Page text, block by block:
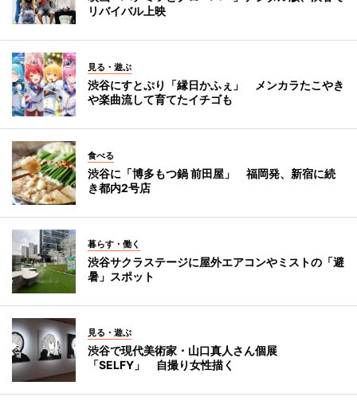
リバイバル上映
見る・遊ぶ
渋谷にすとぷり「縁日かふぇ」 メンカラたこやき
や楽曲流して育てたイチゴも
食べる
渋谷に「博多もつ鍋 前田屋」 福岡発、新宿に続
き都内2号店
暮らす・働く
渋谷サクラステージに屋外エアコンやミストの「避
暑」スポット
見る・遊ぶ
渋谷で現代美術家・山口真人さん個展
「SELFY」 自撮り女性描く